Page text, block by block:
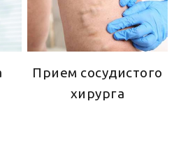
Прием сосудистого
хирурга